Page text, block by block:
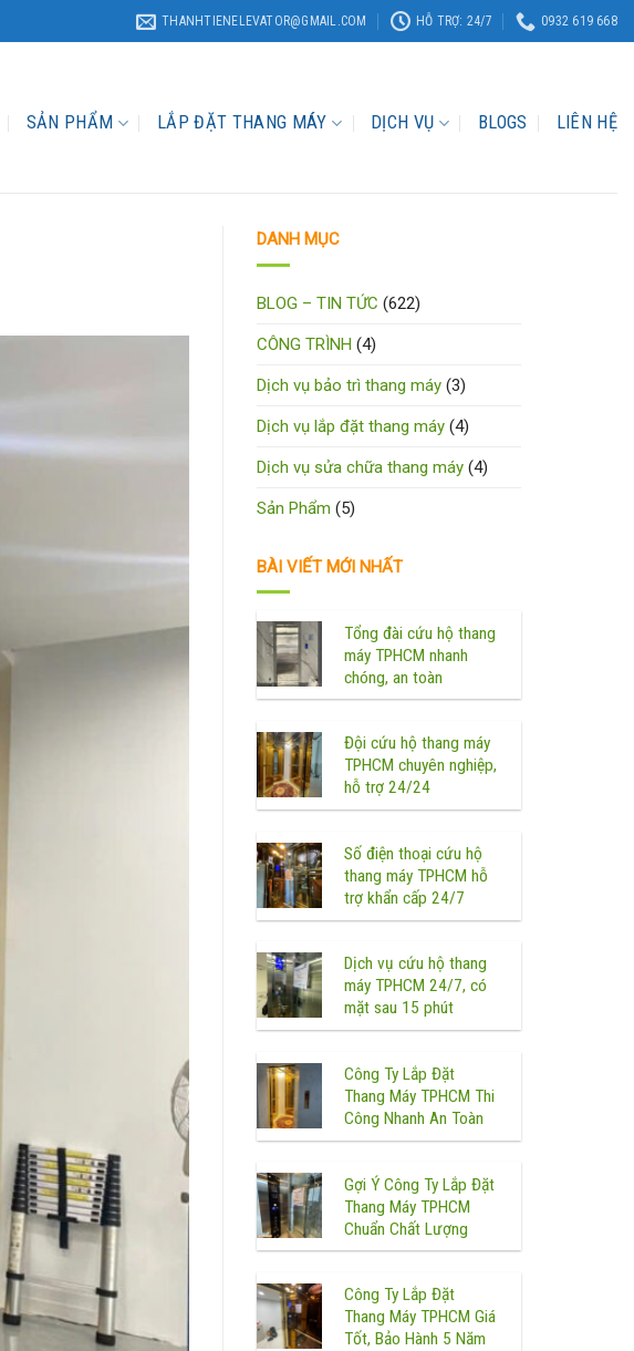
THANHTIENELEVATOR@GMAIL.COM HỖ TRỢ: 24/7 0932 619 668
SẢN PHẨM LẮP ĐẶT THANG MÁY DỊCH VỤ BLOGS LIÊN HỆ
DANH MỤC
BLOG – TIN TỨC (622)
CÔNG TRÌNH (4)
Dịch vụ bảo trì thang máy (3)
Dịch vụ lắp đặt thang máy (4)
Dịch vụ sửa chữa thang máy (4)
Sản Phẩm (5)
BÀI VIẾT MỚI NHẤT
Tổng đài cứu hộ thang
máy TPHCM nhanh
chóng, an toàn
Đội cứu hộ thang máy
TPHCM chuyên nghiệp,
hỗ trợ 24/24
Số điện thoại cứu hộ
thang máy TPHCM hỗ
trợ khẩn cấp 24/7
Dịch vụ cứu hộ thang
máy TPHCM 24/7, có
mặt sau 15 phút
Công Ty Lắp Đặt
Thang Máy TPHCM Thi
Công Nhanh An Toàn
Gợi Ý Công Ty Lắp Đặt
Thang Máy TPHCM
Chuẩn Chất Lượng
Công Ty Lắp Đặt
Thang Máy TPHCM Giá
Tốt, Bảo Hành 5 Năm